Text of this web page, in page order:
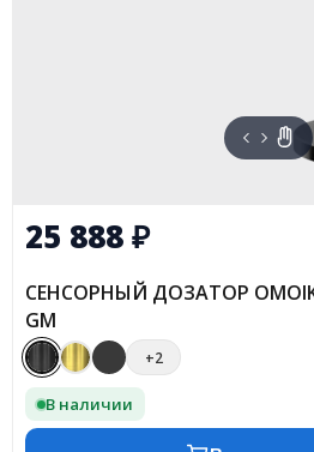
25 888₽
СЕНСОРНЫЙ ДОЗАТОР
GM
+2
В наличии